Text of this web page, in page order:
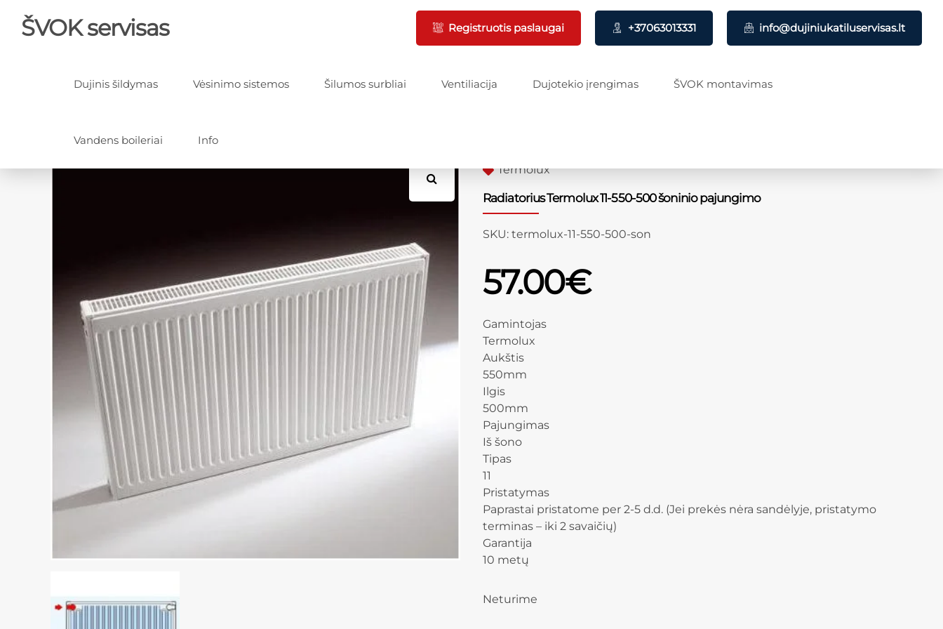
ŠVOK servisas Registruotis paslaugai +37063013331 info@dujiniukatiluservisas.lt
Dujinis šildymas Vėsinimo sistemos Šilumos surbliai Ventiliacija Dujotekio įrengimas ŠVOK montavimas
Vandens boileriai Info
Termolux
Radiatorius Termolux 11-550-500 šoninio pajungimo
SKU: termolux-11-550-500-son
57.00€
Gamintojas
Termolux
Aukštis
550mm
Ilgis
500mm
Pajungimas
Iš šono
Tipas
11
Pristatymas
Paprastai pristatome per 2-5 d.d. (Jei prekės nėra sandėlyje, pristatymo
terminas – iki 2 savaičių)
Garantija
10 metų
Neturime